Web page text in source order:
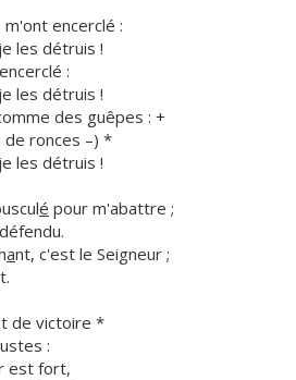
m'ont encerclé :
les détruis !
:
les détruis !
des guêpes : +
de ronces –) *
les détruis !
é pour m'abattre ;
ant, c'est le Seigneur ;
de victoire *
:
est fort,